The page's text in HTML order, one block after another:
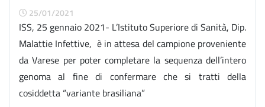
25/01/2021
ISS, 25 gennaio 2021- L’Istituto Superiore di Sanità, Dip.
Malattie Infettive, è in attesa del campione proveniente
da Varese per poter completare la sequenza dell’intero
genoma al fine di confermare che si tratti della
cosiddetta “variante brasiliana”